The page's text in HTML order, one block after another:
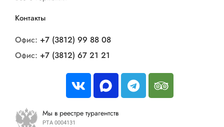
Контакты
Офис: +7 (3812) 99 88 08
Офис: +7 (3812) 67 21 21
Мы в реестре турагентств
РТА 0004131